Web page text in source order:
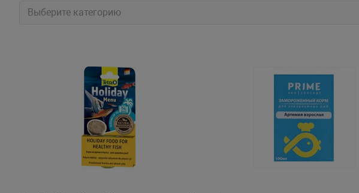
Выберите категорию